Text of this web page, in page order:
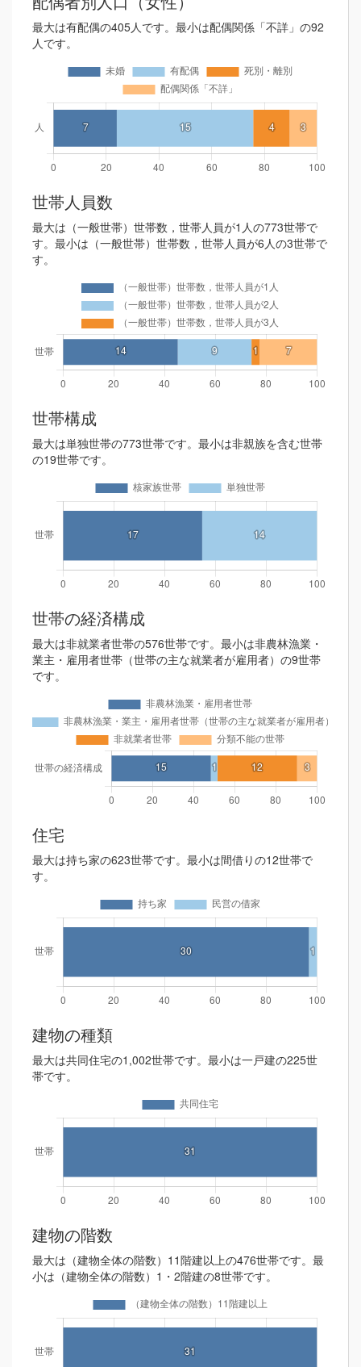
最大は有配偶の405人です。最小は配偶関係「不詳」の92
人です。
世帯人員数
最大は（一般世帯）世帯数，世帯人員が1人の773世帯で
す。最小は（一般世帯）世帯数，世帯人員が6人の3世帯で
す。
世帯構成
最大は単独世帯の773世帯です。最小は非親族を含む世帯
の19世帯です。
世帯の経済構成
最大は非就業者世帯の576世帯です。最小は非農林漁業・
業主・雇用者世帯（世帯の主な就業者が雇用者）の9世帯
です。
住宅
最大は持ち家の623世帯です。最小は間借りの12世帯で
す。
建物の種類
最大は共同住宅の1,002世帯です。最小は一戸建の225世
帯です。
建物の階数
最大は（建物全体の階数）11階建以上の476世帯です。最
小は（建物全体の階数）1・2階建の8世帯です。